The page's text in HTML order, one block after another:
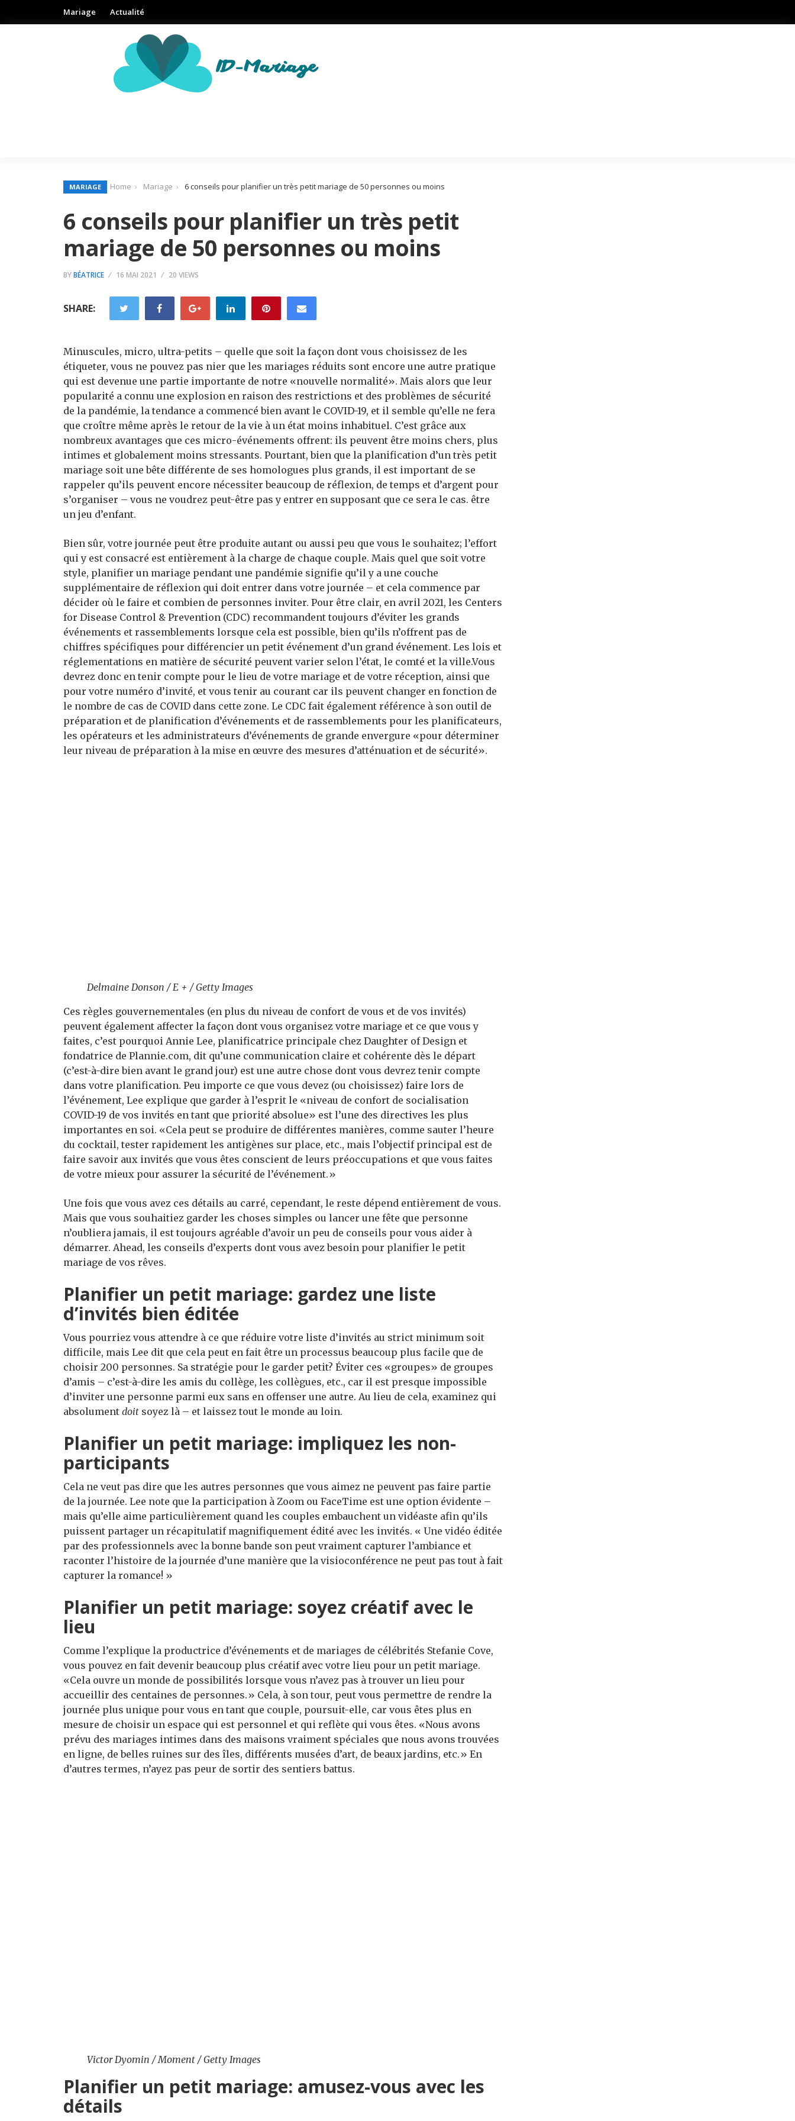
Mariage Actualité
MARIAGE Home Mariage 6 conseils pour planifier un très petit mariage de 50 personnes ou moins
6 conseils pour planifier un très petit
mariage de 50 personnes ou moins
BYBÉATRICE 16 MAI 2021 20 VIEWS
SHARE:
Minuscules, micro, ultra-petits – quelle que soit la façon dont vous choisissez de les
étiqueter, vous ne pouvez pas nier que les mariages réduits sont encore une autre pratique
qui est devenue une partie importante de notre «nouvelle normalité». Mais alors que leur
popularité a connu une explosion en raison des restrictions et des problèmes de sécurité
de la pandémie, la tendance a commencé bien avant le COVID-19, et il semble qu’elle ne fera
que croître même après le retour de la vie à un état moins inhabituel. C’est grâce aux
nombreux avantages que ces micro-événements offrent: ils peuvent être moins chers, plus
intimes et globalement moins stressants. Pourtant, bien que la planification d’un très petit
mariage soit une bête différente de ses homologues plus grands, il est important de se
rappeler qu’ils peuvent encore nécessiter beaucoup de réflexion, de temps et d’argent pour
s’organiser – vous ne voudrez peut-être pas y entrer en supposant que ce sera le cas. être
un jeu d’enfant.
Bien sûr, votre journée peut être produite autant ou aussi peu que vous le souhaitez; l’effort
qui y est consacré est entièrement à la charge de chaque couple. Mais quel que soit votre
style, planifier un mariage pendant une pandémie signifie qu’il y a une couche
supplémentaire de réflexion qui doit entrer dans votre journée – et cela commence par
décider où le faire et combien de personnes inviter. Pour être clair, en avril 2021, les Centers
for Disease Control & Prevention (CDC) recommandent toujours d’éviter les grands
événements et rassemblements lorsque cela est possible, bien qu’ils n’offrent pas de
chiffres spécifiques pour différencier un petit événement d’un grand événement. Les lois et
réglementations en matière de sécurité peuvent varier selon l’état, le comté et la ville.Vous
devrez donc en tenir compte pour le lieu de votre mariage et de votre réception, ainsi que
pour votre numéro d’invité, et vous tenir au courant car ils peuvent changer en fonction de
le nombre de cas de COVID dans cette zone. Le CDC fait également référence à son outil de
préparation et de planification d’événements et de rassemblements pour les planificateurs,
les opérateurs et les administrateurs d’événements de grande envergure «pour déterminer
leur niveau de préparation à la mise en œuvre des mesures d’atténuation et de sécurité».
Delmaine Donson / E + / Getty Images
Ces règles gouvernementales (en plus du niveau de confort de vous et de vos invités)
peuvent également affecter la façon dont vous organisez votre mariage et ce que vous y
faites, c’est pourquoi Annie Lee, planificatrice principale chez Daughter of Design et
fondatrice de Plannie.com, dit qu’une communication claire et cohérente dès le départ
(c’est-à-dire bien avant le grand jour) est une autre chose dont vous devrez tenir compte
dans votre planification. Peu importe ce que vous devez (ou choisissez) faire lors de
l’événement, Lee explique que garder à l’esprit le «niveau de confort de socialisation
COVID-19 de vos invités en tant que priorité absolue» est l’une des directives les plus
importantes en soi. «Cela peut se produire de différentes manières, comme sauter l’heure
du cocktail, tester rapidement les antigènes sur place, etc., mais l’objectif principal est de
faire savoir aux invités que vous êtes conscient de leurs préoccupations et que vous faites
de votre mieux pour assurer la sécurité de l’événement.»
Une fois que vous avez ces détails au carré, cependant, le reste dépend entièrement de vous.
Mais que vous souhaitiez garder les choses simples ou lancer une fête que personne
n’oubliera jamais, il est toujours agréable d’avoir un peu de conseils pour vous aider à
démarrer. Ahead, les conseils d’experts dont vous avez besoin pour planifier le petit
mariage de vos rêves.
Planifier un petit mariage: gardez une liste
d’invités bien éditée
Vous pourriez vous attendre à ce que réduire votre liste d’invités au strict minimum soit
difficile, mais Lee dit que cela peut en fait être un processus beaucoup plus facile que de
choisir 200 personnes. Sa stratégie pour le garder petit? Éviter ces «groupes» de groupes
d’amis – c’est-à-dire les amis du collège, les collègues, etc., car il est presque impossible
d’inviter une personne parmi eux sans en offenser une autre. Au lieu de cela, examinez qui
absolument doit soyez là – et laissez tout le monde au loin.
Planifier un petit mariage: impliquez les non-
participants
Cela ne veut pas dire que les autres personnes que vous aimez ne peuvent pas faire partie
de la journée. Lee note que la participation à Zoom ou FaceTime est une option évidente –
mais qu’elle aime particulièrement quand les couples embauchent un vidéaste afin qu’ils
puissent partager un récapitulatif magnifiquement édité avec les invités. « Une vidéo éditée
par des professionnels avec la bonne bande son peut vraiment capturer l’ambiance et
raconter l’histoire de la journée d’une manière que la visioconférence ne peut pas tout à fait
capturer la romance! »
Planifier un petit mariage: soyez créatif avec le
lieu
Comme l’explique la productrice d’événements et de mariages de célébrités Stefanie Cove,
vous pouvez en fait devenir beaucoup plus créatif avec votre lieu pour un petit mariage.
«Cela ouvre un monde de possibilités lorsque vous n’avez pas à trouver un lieu pour
accueillir des centaines de personnes.» Cela, à son tour, peut vous permettre de rendre la
journée plus unique pour vous en tant que couple, poursuit-elle, car vous êtes plus en
mesure de choisir un espace qui est personnel et qui reflète qui vous êtes. «Nous avons
prévu des mariages intimes dans des maisons vraiment spéciales que nous avons trouvées
en ligne, de belles ruines sur des îles, différents musées d’art, de beaux jardins, etc.» En
d’autres termes, n’ayez pas peur de sortir des sentiers battus.
Victor Dyomin / Moment / Getty Images
Planifier un petit mariage: amusez-vous avec les
détails